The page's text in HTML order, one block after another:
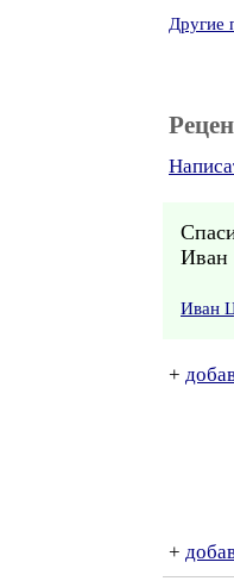
Другие
Иван
Иван
+
+